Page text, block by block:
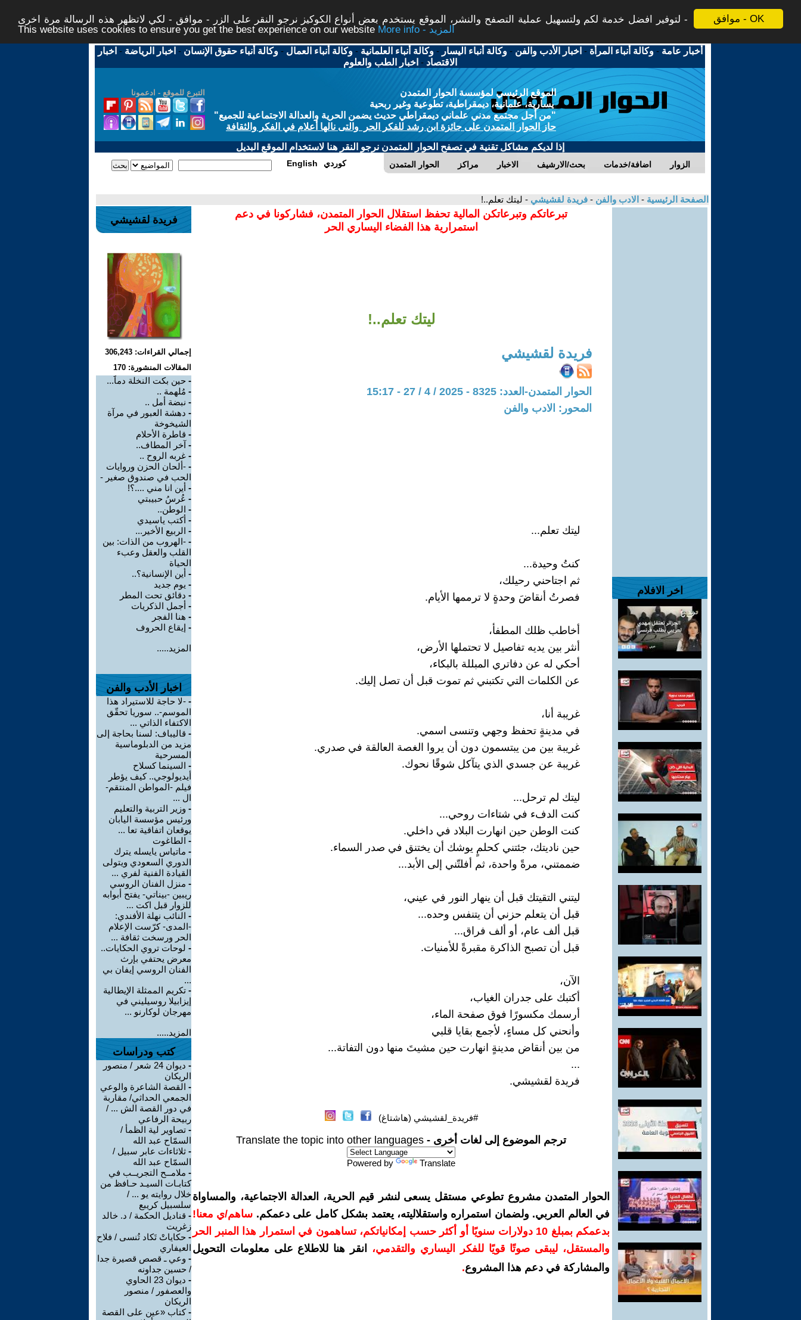
موافق - OK
لتوفير افضل خدمة لكم ولتسهيل عملية التصفح والنشر، الموقع يستخدم بعض أنواع الكوكيز نرجو النقر على الزر - موافق - لكي لاتظهر هذه الرسالة مرة اخرى -
This website uses cookies to ensure you get the best experience on our website
More info - المزيد
أخبار عامة -وكالة أنباء المرأة - اخبار الأدب والفن -وكالة أنباء اليسار -وكالة أنباء العلمانية -وكالة أنباء العمال -وكالة أنباء حقوق الإنسان - اخبار الرياضة - اخبار
الاقتصاد - اخبار الطب والعلوم
التبرع للموقع - ادعمونا
الموقع الرئيسي لمؤسسة الحوار المتمدن
يسارية، علمانية، ديمقراطية، تطوعية وغير ربحية
"من أجل مجتمع مدني علماني ديمقراطي حديث يضمن الحرية والعدالة الاجتماعية للجميع"
حاز الحوار المتمدن على جائزة ابن رشد للفكر الحر والتى نالها أعلام في الفكر والثقافة
إذا لديكم مشاكل تقنية في تصفح الحوار المتمدن نرجو النقر هنا لاستخدام الموقع البديل
الحوار المتمدن مراكز الاخبار بحث/الارشيف اضافة/خدمات الزوار English كوردي
الصفحة الرئيسية - الادب والفن - فريدة لقشيشي - ليتك تعلم..!
اخر الافلام
تبرعاتكم وتبرعاتكن المالية تحفظ استقلال الحوار المتمدن، فشاركونا في دعم
استمرارية هذا الفضاء اليساري الحر
ليتك تعلم..!
فريدة لقشيشي
الحوار المتمدن-العدد: 8325 - 2025 / 4 / 27 - 15:17
المحور: الادب والفن
ليتك تعلم...
كنتُ وحيدة...
ثم اجتاحني رحيلك،
فصرتُ أنقاضَ وحدةٍ لا ترممها الأيام.
أخاطب ظلك المطفأ،
أنثر بين يديه تفاصيل لا تحتملها الأرض،
أحكي له عن دفاتري المبللة بالبكاء،
عن الكلمات التي تكتبني ثم تموت قبل أن تصل إليك.
غريبة أنا،
في مدينةٍ تحفظ وجهي وتنسى اسمي.
غريبة بين من يبتسمون دون أن يروا الغصة العالقة في صدري.
غريبة عن جسدي الذي يتآكل شوقًا نحوك.
ليتك لم ترحل...
كنت الدفء في شتاءات روحي...
كنت الوطن حين انهارت البلاد في داخلي.
حين ناديتك، جئتني كحلمٍ يوشك أن يختنق في صدر السماء.
ضممتني، مرةً واحدة، ثم أفلتّني إلى الأبد...
ليتني التقيتك قبل أن ينهار النور في عيني،
قبل أن يتعلم حزني أن يتنفس وحده...
قبل ألف عام، أو ألف فراق...
قبل أن تصبح الذاكرة مقبرةً للأمنيات.
الآن،
أكتبك على جدران الغياب،
أرسمك مكسورًا فوق صفحة الماء،
وأنحني كل مساءٍ، لأجمع بقايا قلبي
من بين أنقاض مدينةٍ انهارت حين مشيتَ منها دون التفاتة...
...
فريدة لقشيشي.
#فريدة_لقشيشي (هاشتاغ)
ترجم الموضوع إلى لغات أخرى - Translate the topic into other languages
Powered by Translate
الحوار المتمدن مشروع تطوعي مستقل يسعى لنشر قيم الحرية، العدالة الاجتماعية، والمساواة
في العالم العربي. ولضمان استمراره واستقلاليته، يعتمد بشكل كامل على دعمكم. ساهم/ي معنا!
بدعمكم بمبلغ 10 دولارات سنويًا أو أكثر حسب إمكانياتكم، تساهمون في استمرار هذا المنبر الحر
والمستقل، ليبقى صوتًا قويًا للفكر اليساري والتقدمي،
انقر هنا للاطلاع على معلومات التحويل
والمشاركة في دعم هذا المشروع.
فريدة لقشيشي
إجمالي القراءات: 306,243
المقالات المنشورة: 170
- حين بكت النخلة دماََ...
- مُلهمة ..
- نبضة أمل ..
- دهشة العبور في مرآة
الشيخوخة
- قاطرة الأحلام
- آخر المطاف..
- غربه الروح ..
- -ألحان الحزن وروايات
الحب في صندوق صغير -
- أين انا مني ....؟!
- عُرسُ حبيبتي
- الوطن..
- أكتب ياسيدي
- الربيع الأخير...
- -الهروب من الذات: بين
القلب والعقل وعبء
الحياة
- أين الإنسانية؟..
- يوم جديد
- دقائق تحت المطر
- أجمل الذكريات
- هنا الفجر
- إيقاع الحروف
المزيد.....
اخبار الأدب والفن
- -لا حاجة للاستيراد هذا
الموسم-.. سوريا تحقّق
الاكتفاء الذاتي ...
- قاليباف: لسنا بحاجة إلى
مزيد من الدبلوماسية
المسرحية
- السينما كسلاح
أيديولوجي.. كيف يؤطر
فيلم -المواطن المنتقم-
ال ...
- وزير التربية والتعليم
ورئيس مؤسسة اليابان
يوقعان اتفاقية تعا ...
- الطاغوت
- ماتياس يايسله يترك
الدوري السعودي ويتولى
القيادة الفنية لفري ...
- منزل الفنان الروسي
ريبين -بيناتي- يفتح أبوابه
للزوار قبل اكت ...
- النائب نهلة الأفندي:
-المدى- كرّست الإعلام
الحر ورسخت ثقافة ...
- لوحات تروي الحكايات..
معرض يحتفي بإرث
الفنان الروسي إيفان بي
...
- تكريم الممثلة الإيطالية
إيزابيلا روسيليني في
مهرجان لوكارنو ...
المزيد.....
كتب ودراسات
-
ديوان 24 شعر / منصور
الريكان
- القصة الشاعرة والوعي
الجمعي الحداثي/ مقاربة
في دور القصة الش ... /
ربيحة الرفاعي
- تصاوير لية الظمأ /
السمّاح عبد الله
- ثلاثاءات عابر سبيل /
السمّاح عبد الله
- ملامــح التجريــب في
كتابـات السيـد حـافظ من
خلال روايته يو ... /
سلسبيل كريبع
- قناديل الحكمة / د. خالد
زغريت
- حكاياتْ تَكاد تُنسى / فلاح
العيفاري
- وعي ـ قصص قصيرة جدا
/ حسين جداونه
-
ديوان 23 الحاوي
والعصفور / منصور
الريكان
-كتاب «عين على القصة